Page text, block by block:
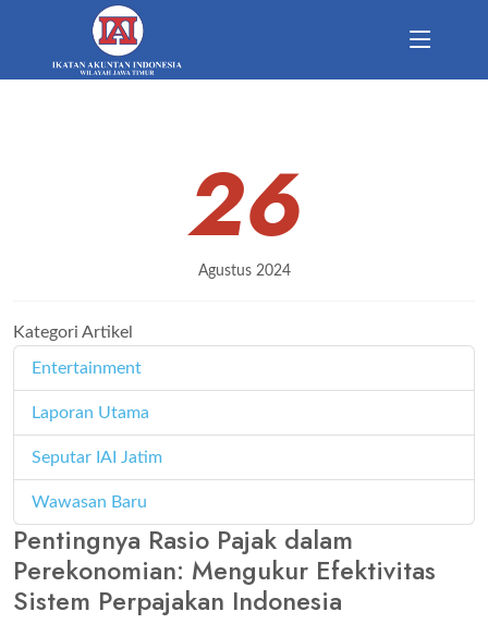
26
Agustus 2024
Kategori Artikel
Entertainment
Laporan Utama
Seputar IAI Jatim
Wawasan Baru
Pentingnya Rasio Pajak dalam
Perekonomian: Mengukur Efektivitas
Sistem Perpajakan Indonesia